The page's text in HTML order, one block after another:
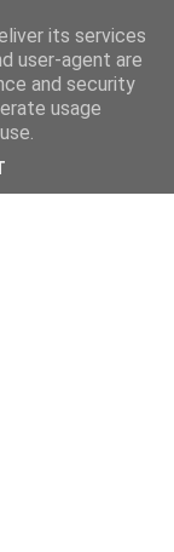
its services
user-agent are
and security
usage